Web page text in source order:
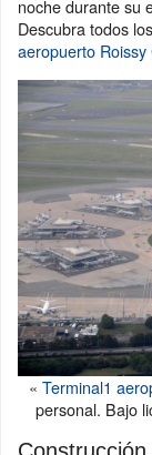
noche durante su
Descubra todos los
aeropuerto
« Terminal1
personal. Bajo